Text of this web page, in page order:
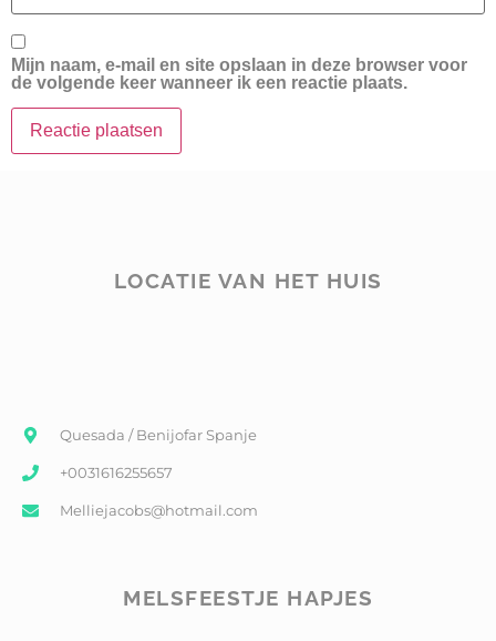
Mijn naam, e-mail en site opslaan in deze browser voor
de volgende keer wanneer ik een reactie plaats.
LOCATIE VAN HET HUIS
Quesada / Benijofar Spanje
+0031616255657
Melliejacobs@hotmail.com
MELSFEESTJE HAPJES